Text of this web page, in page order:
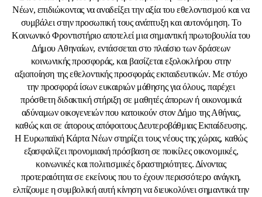
Νέων, επιδιώκοντας να αναδείξει την αξία του εθελοντισμού και να
συμβάλει στην προσωπική τους ανάπτυξη και αυτονόμηση. Το
Κοινωνικό Φροντιστήριο αποτελεί μια σημαντική πρωτοβουλία του
Δήμου Αθηναίων, εντάσσεται στο πλαίσιο των δράσεων
κοινωνικής προσφοράς, και βασίζεται εξολοκλήρου στην
αξιοποίηση της εθελοντικής προσφοράς εκπαιδευτικών. Με στόχο
την προσφορά ίσων ευκαιριών μάθησης για όλους, παρέχει
πρόσθετη διδακτική στήριξη σε μαθητές άπορων ή οικονομικά
αδύναμων οικογενειών που κατοικούν στον Δήμο της Αθήνας,
καθώς και σε άπορους απόφοιτους Δευτεροβάθμιας Εκπαίδευσης.
Η Ευρωπαϊκή Κάρτα Νέων στηρίζει τους νέους της χώρας, καθώς
εξασφαλίζει προνομιακή πρόσβαση σε ποικίλες οικονομικές,
κοινωνικές και πολιτισμικές δραστηριότητες. Δίνοντας
προτεραιότητα σε εκείνους που το έχουν περισσότερο ανάγκη,
ελπίζουμε η συμβολική αυτή κίνηση να διευκολύνει σημαντικά την